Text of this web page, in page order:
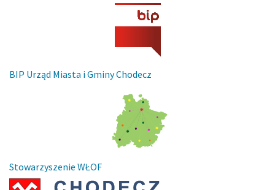
BIP Urząd Miasta i Gminy Chodecz
Stowarzyszenie WŁOF